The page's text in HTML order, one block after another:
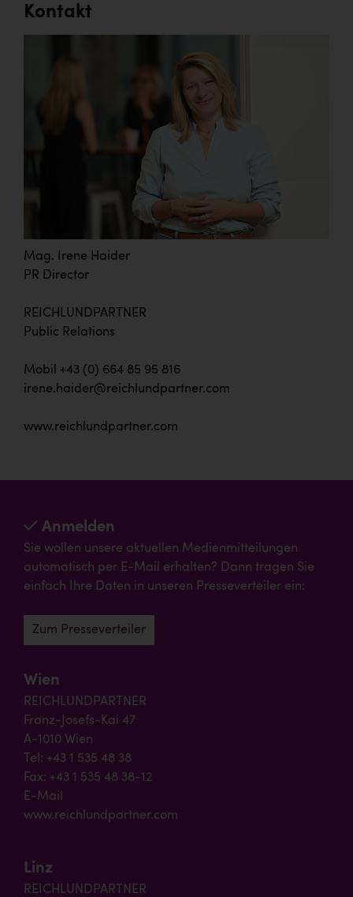
Kontakt
Mag. Irene Haider
PR Director
REICHLUNDPARTNER
Public Relations
Mobil +43 (0) 664 85 95 816
irene.haider@reichlundpartner.com
www.reichlundpartner.com
Anmelden
Sie wollen unsere aktuellen Medienmitteilungen
automatisch per E-Mail erhalten? Dann tragen Sie
einfach Ihre Daten in unseren Presseverteiler ein:
Zum Presseverteiler
Wien
REICHLUNDPARTNER
Franz-Josefs-Kai 47
A-1010 Wien
Tel: +43 1 535 48 38
Fax: +43 1 535 48 38-12
E-Mail
www.reichlundpartner.com
Linz
REICHLUNDPARTNER